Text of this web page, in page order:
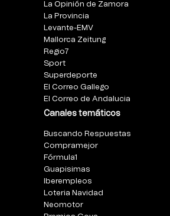
La Opinión de Zamora
La Provincia
Levante-EMV
Mallorca Zeitung
Regio7
Sport
Superdeporte
El Correo Gallego
El Correo de Andalucia
Canales temáticos
Buscando Respuestas
Compramejor
Fórmula1
Guapisimas
Iberempleos
Loteria Navidad
Neomotor